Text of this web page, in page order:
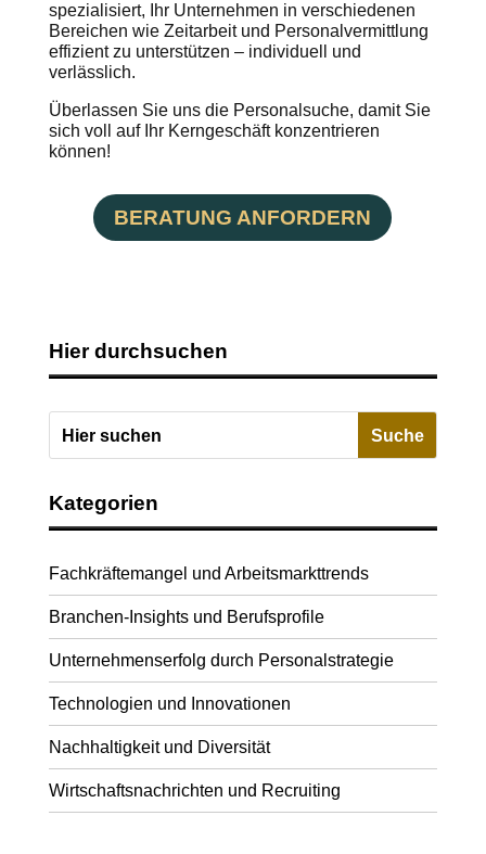
spezialisiert, Ihr Unternehmen in verschiedenen
Bereichen wie Zeitarbeit und Personalvermittlung
effizient zu unterstützen – individuell und
verlässlich.
Überlassen Sie uns die Personalsuche, damit Sie
sich voll auf Ihr Kerngeschäft konzentrieren
können!
BERATUNG ANFORDERN
Hier durchsuchen
Kategorien
Fachkräftemangel und Arbeitsmarkttrends
Branchen-Insights und Berufsprofile
Unternehmenserfolg durch Personalstrategie
Technologien und Innovationen
Nachhaltigkeit und Diversität
Wirtschaftsnachrichten und Recruiting